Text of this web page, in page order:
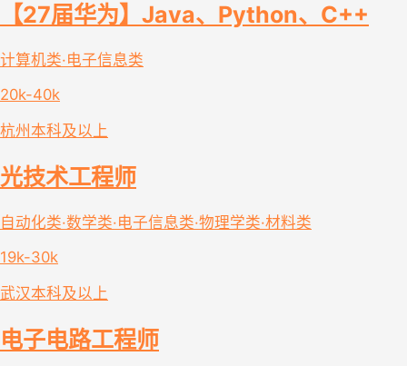
【27届华为】Java、Python、C++
计算机类·电子信息类
20k-40k
杭州 本科及以上
光技术工程师
自动化类·数学类·电子信息类·物理学类·材料类
19k-30k
武汉本科及以上
电子电路工程师